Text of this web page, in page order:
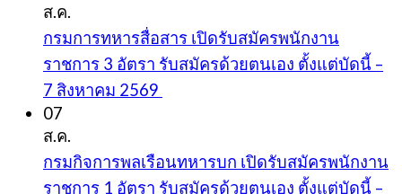
ส.ค.
กรมการทหารสื่อสาร เปิดรับสมัครพนักงาน
ราชการ 3 อัตรา รับสมัครด้วยตนเอง ตั้งแต่บัดนี้ –
7 สิงหาคม 2569
07
ส.ค.
กรมกิจการพลเรือนทหารบก เปิดรับสมัครพนักงาน
ราชการ 1 อัตรา รับสมัครด้วยตนเอง ตั้งแต่บัดนี้ –